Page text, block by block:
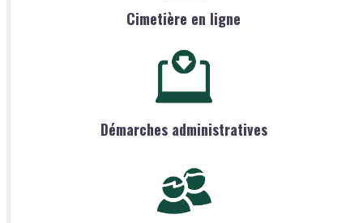
Cimetière en ligne
Démarches administratives